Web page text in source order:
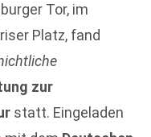
Tor, im
Platz, fand
zur
statt. Eingeladen